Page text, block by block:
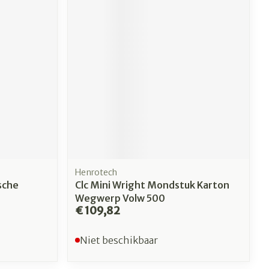
Henrotech
Clc Mini Wright Mondstuk Karton
Wegwerp Volw 500
€ 109,82
Niet beschikbaar